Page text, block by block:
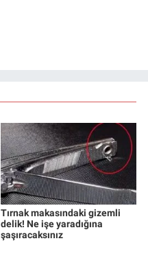
Tırnak makasındaki gizemli
delik! Ne işe yaradığına
şaşıracaksınız